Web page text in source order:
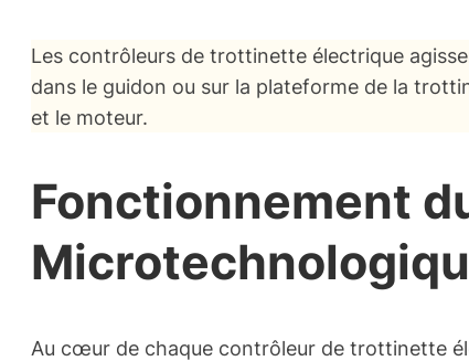
Les contrôleurs de trottinette électrique
dans le guidon ou sur la plateforme de la
et le moteur.
Fonctionnement
Au cœur de chaque contrôleur de trottinette